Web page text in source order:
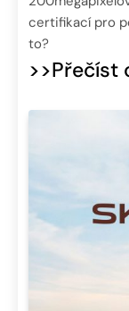
certifikací pro
to?
>>Přečíst